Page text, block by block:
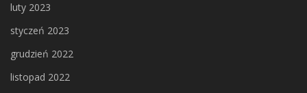
luty 2023
styczeń 2023
grudzień 2022
listopad 2022